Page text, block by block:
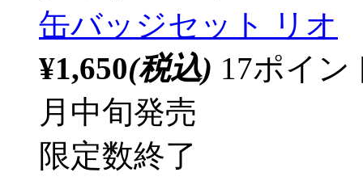
缶バッジセット リオ
¥1,650(税込) 17ポイ
月中旬発売
限定数終了